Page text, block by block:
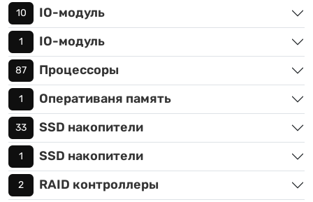
10 IO-модуль
1 IO-модуль
87 Процессоры
1 Оперативаня память
33 SSD накопители
1 SSD накопители
2 RAID контроллеры